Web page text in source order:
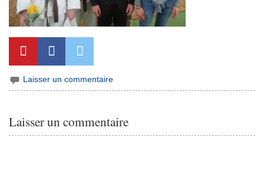
Laisser un commentaire
Laisser un commentaire